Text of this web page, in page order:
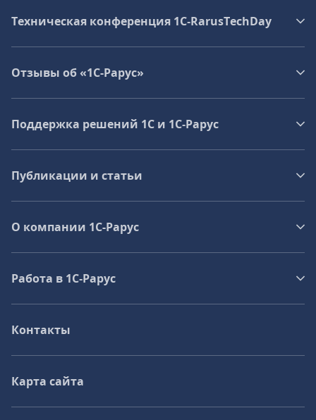
Техническая конференция 1C‑RarusTechDay
Отзывы об «1С-Рарус»
Поддержка решений 1С и 1С‑Рарус
Публикации и статьи
О компании 1C-Рарус
Работа в 1С‑Рарус
Контакты
Карта сайта